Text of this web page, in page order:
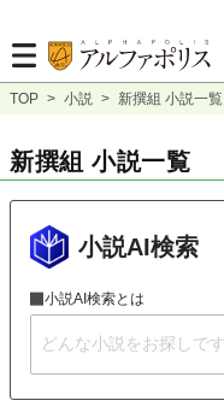
TOP > 小説 > 新撰組 小説一覧
新撰組 小説一覧
小説AI検索
小説AI検索とは